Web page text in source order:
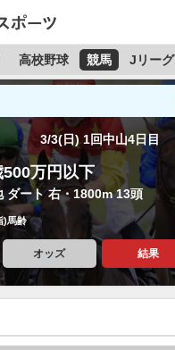
高校野球 競馬 Jリーグ
3/3(日) 1回中山4日目
万円以下
ダート 右・1800m 13頭
)馬齢
オッズ 結果